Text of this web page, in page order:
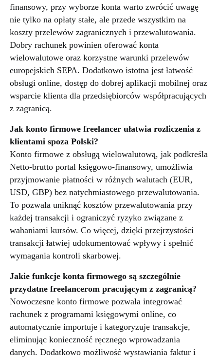
finansowy, przy wyborze konta warto zwrócić uwagę
nie tylko na opłaty stałe, ale przede wszystkim na
koszty przelewów zagranicznych i przewalutowania.
Dobry rachunek powinien oferować konta
wielowalutowe oraz korzystne warunki przelewów
europejskich SEPA. Dodatkowo istotna jest łatwość
obsługi online, dostęp do dobrej aplikacji mobilnej oraz
wsparcie klienta dla przedsiębiorców współpracujących
z zagranicą.
Jak konto firmowe freelancer ułatwia rozliczenia z
klientami spoza Polski?
Konto firmowe z obsługą wielowalutową, jak podkreśla
Netto-brutto portal księgowo-finansowy, umożliwia
przyjmowanie płatności w różnych walutach (EUR,
USD, GBP) bez natychmiastowego przewalutowania.
To pozwala uniknąć kosztów przewalutowania przy
każdej transakcji i ograniczyć ryzyko związane z
wahaniami kursów. Co więcej, dzięki przejrzystości
transakcji łatwiej udokumentować wpływy i spełnić
wymagania kontroli skarbowej.
Jakie funkcje konta firmowego są szczególnie
przydatne freelancerom pracującym z zagranicą?
Nowoczesne konto firmowe pozwala integrować
rachunek z programami księgowymi online, co
automatycznie importuje i kategoryzuje transakcje,
eliminując konieczność ręcznego wprowadzania
danych. Dodatkowo możliwość wystawiania faktur i